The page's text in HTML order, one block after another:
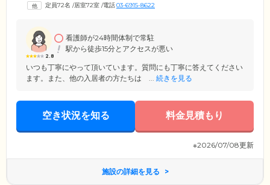
アがご提供できるよう配慮しています。ほかにも、認知症ケアに注力。
定員72名 /居室72室 /電話03-6915-8622
2.8
看護師が24時間体制で常駐
駅から徒歩15分とアクセスが悪い
いつも丁寧にやって頂いています。質問にも丁寧に答えてください
ます。また、他の入居者の方たちは ... 続きを見る
空き状況を知る 料金見積もり
※2026/07/08更新
施設の詳細を見る